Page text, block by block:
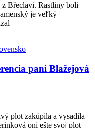
z Břeclavi. Rastliny boli
je veľký
pani Blažejová
plot zakúpila a vysadila
oni ešte svoj plot